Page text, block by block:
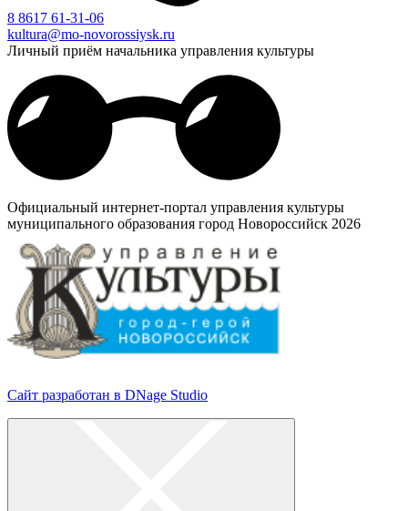
8 8617 61-31-06
kultura@mo-novorossiysk.ru
Личный приём начальника управления культуры
Официальный интернет-портал управления культуры
муниципального образования город Новороссийск 2026
Сайт разработан в DNage Studio